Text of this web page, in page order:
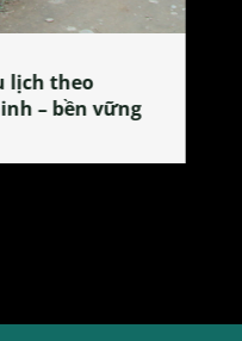
– nơi lan